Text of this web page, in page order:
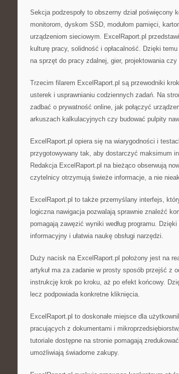
Sekcja podzespoły to obszerny dział poświęcony
monitorom, dyskom SSD, modułom pamięci,
urządzeniom sieciowym. ExcelRaport.pl
kulturę pracy, solidność i opłacalność. Dzięki
na sprzęt do pracy zdalnej, gier, projektowania
Trzecim filarem ExcelRaport.pl są przewodniki
usterek i usprawnianiu codziennych zadań. Na
zadbać o prywatność online, jak połączyć
arkuszach kalkulacyjnych czy budować pulpity
ExcelRaport.pl opiera się na wiarygodności i
przygotowywany tak, aby dostarczyć maksimum
Redakcja ExcelRaport.pl na bieżąco obserwują
czytelnicy otrzymują świeże informacje, a nie
ExcelRaport.pl to także przemyślany interfejs,
logiczna nawigacja pozwalają sprawnie znaleźć
pomagają zawęzić wyniki według programu.
informacyjny i ułatwia naukę obsługi narzędzi.
Duży nacisk na ExcelRaport.pl położony jest na
artykuł ma za zadanie w prosty sposób przejść z
instrukcję krok po kroku, aż po efekt końcowy.
lecz podpowiada konkretne kliknięcia.
ExcelRaport.pl to doskonałe miejsce dla
pracujących z dokumentami i
tutoriale dostępne na stronie pomagają
umożliwiają świadome zakupy.